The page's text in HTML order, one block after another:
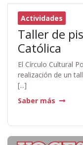
Actividades
Taller de
Católica
El Círculo Cultural
realización de un
[...]
Saber más